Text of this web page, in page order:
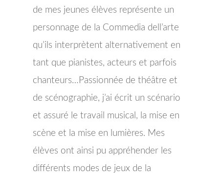
de mes jeunes élèves représente un
personnage de la Commedia dell’arte
qu’ils interprètent alternativement en
tant que pianistes, acteurs et parfois
chanteurs…Passionnée de théâtre et
de scénographie, j’ai écrit un scénario
et assuré le travail musical, la mise en
scène et la mise en lumières. Mes
élèves ont ainsi pu appréhender les
différents modes de jeux de la